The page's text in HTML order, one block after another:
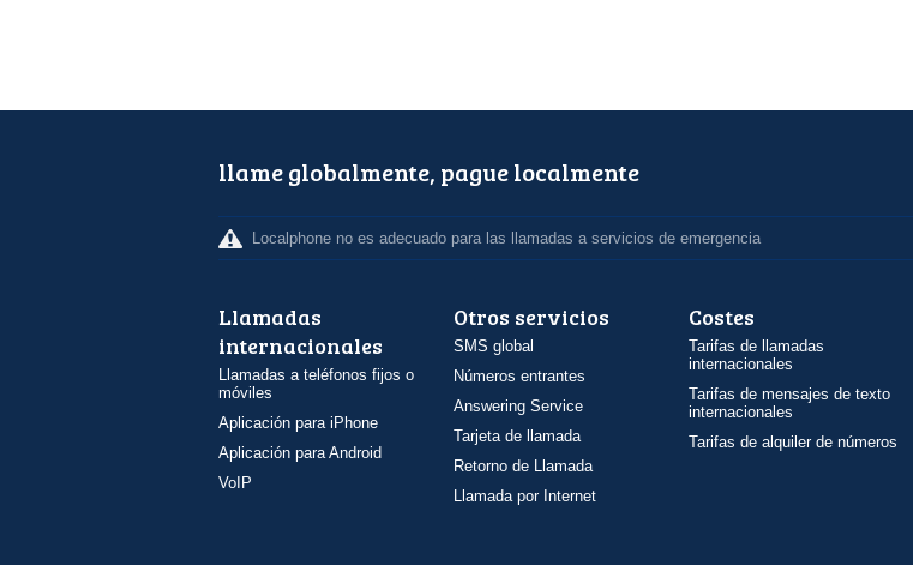
llame globalmente, pague localmente
Localphone no es adecuado para las llamadas a servicios de emergencia
Llamadas
internacionales
Llamadas a teléfonos fijos o
móviles
Aplicación para iPhone
Aplicación para Android
VoIP
Otros servicios
SMS global
Números entrantes
Answering Service
Tarjeta de llamada
Retorno de Llamada
Llamada por Internet
Costes
Tarifas de llamadas
internacionales
Tarifas de mensajes de texto
internacionales
Tarifas de alquiler de números